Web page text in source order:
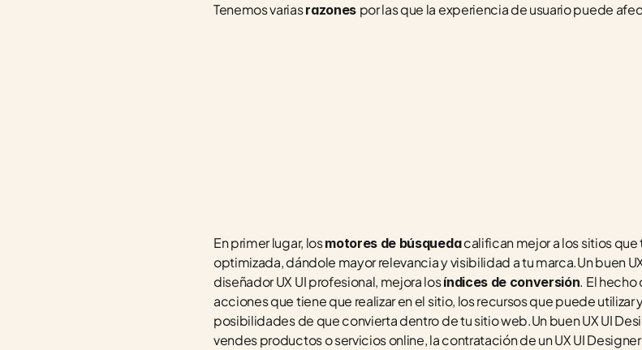
Tenemos varias razones por las que la experiencia de usuario puede
En primer lugar, los motores de búsqueda califican mejor a los sitios
optimizada, dándole mayor relevancia y visibilidad a tu marca.Un buen
diseñador UX UI profesional, mejora los índices de conversión. El hecho
acciones que tiene que realizar en el sitio, los recursos que puede utilizar
posibilidades de que convierta dentro de tu sitio web.Un buen UX UI
vendes productos o servicios online, la contratación de un UX UI